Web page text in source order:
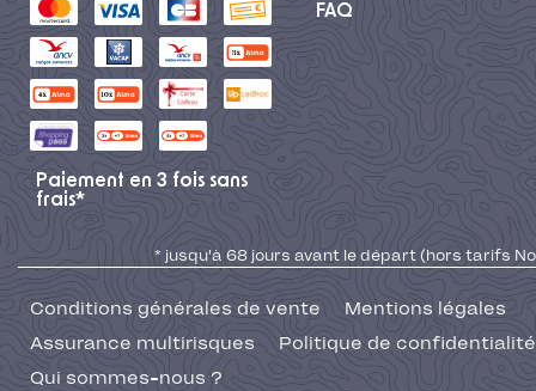
FAQ
Paiement en 3 fois sans
frais*
* jusqu'à 68 jours avant le départ (hors tarifs No
Conditions générales de vente
Mentions légales
Assurance multirisques
Politique de confidentialité
Qui sommes-nous ?